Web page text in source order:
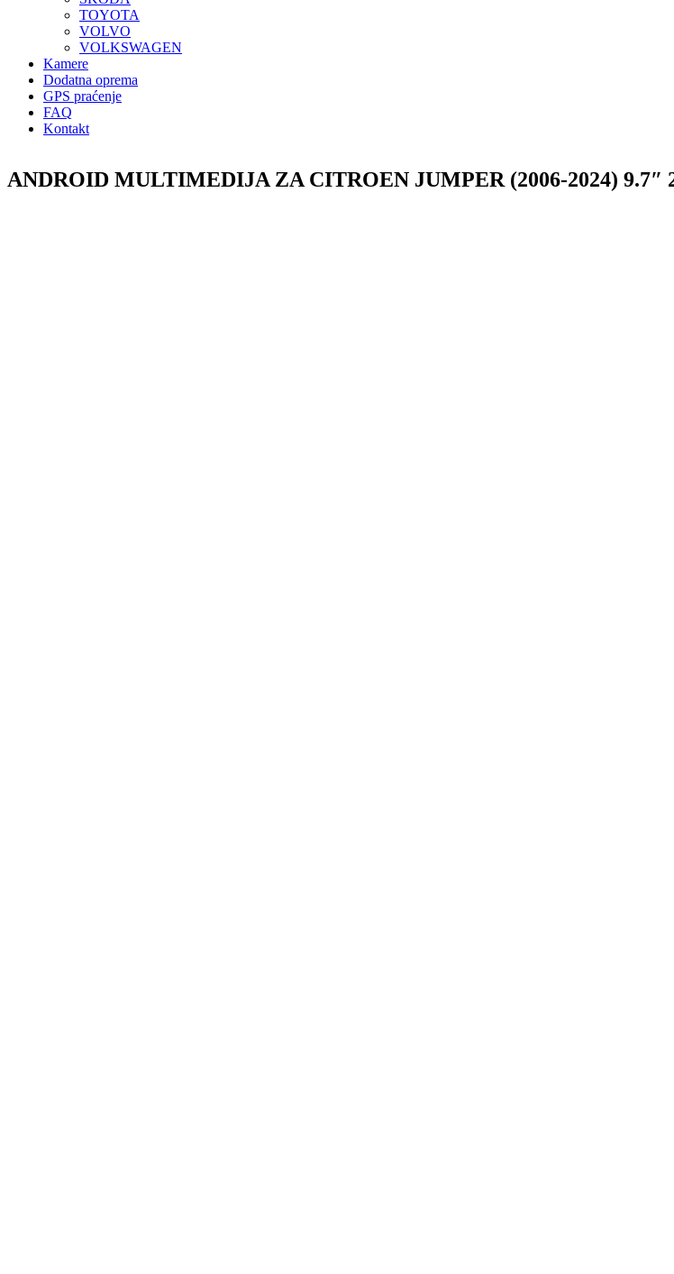
TOYOTA
VOLVO
VOLKSWAGEN
Kamere
Dodatna oprema
GPS praćenje
FAQ
Kontakt
ANDROID MULTIMEDIJA ZA CITROEN JUMPER (2006-2024) 9.7″